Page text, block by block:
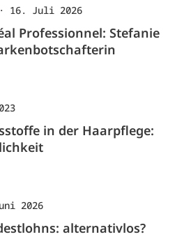
· 16. Juli 2026
Professionnel: Stefanie
in der Haarpflege:
2026
alternativlos?